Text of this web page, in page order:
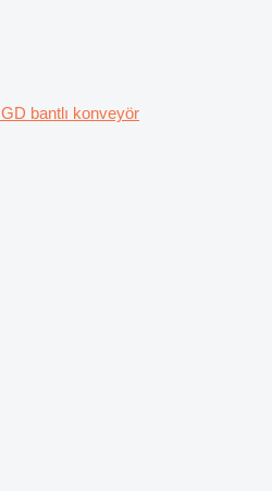
GD bantlı konveyör